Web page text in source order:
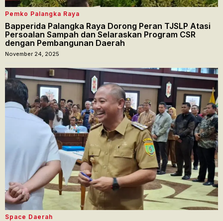
Pemko Palangka Raya
Bapperida Palangka Raya Dorong Peran TJSLP Atasi
Persoalan Sampah dan Selaraskan Program CSR
dengan Pembangunan Daerah
November 24, 2025
Space Daerah